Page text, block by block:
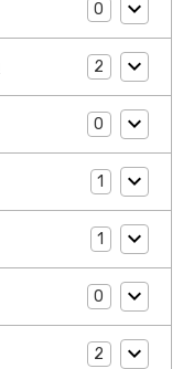
0
2
0
1
1
0
2